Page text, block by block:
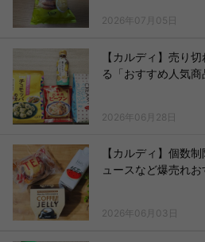
2026年07月05日
【カルディ】売り
る「おすすめ人気商
2026年06月28日
【カルディ】個数
ュースなど爆売れ
2026年06月03日